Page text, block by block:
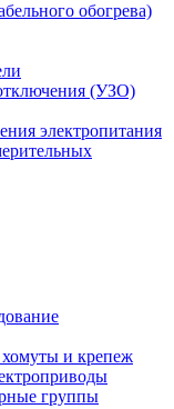
обогрева)
(УЗО)
электропитания
хомуты и крепеж
группы